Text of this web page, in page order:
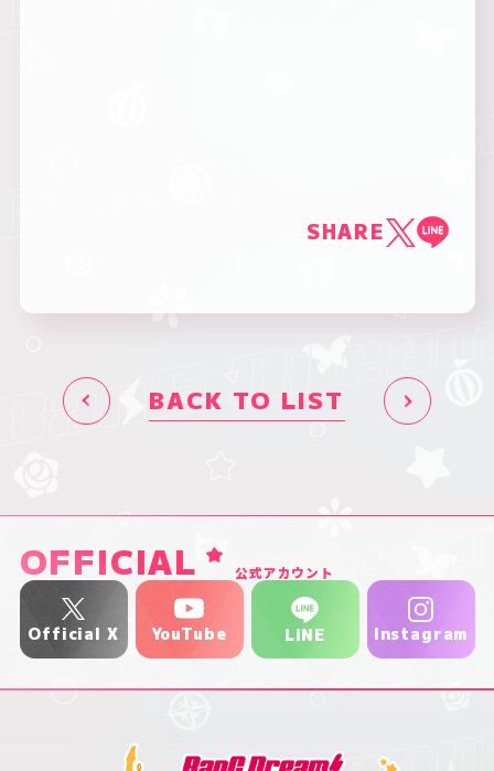
SHARE
BACK TO LIST
OFFICIAL 公式アカウント
Official X YouTube LINE Instagram